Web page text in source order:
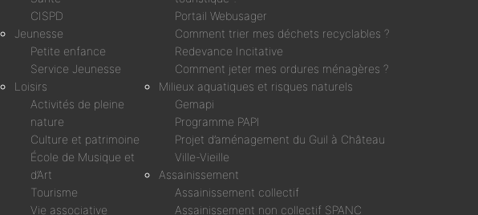
CISPD
Jeunesse
Petite enfance
Service Jeunesse
Loisirs
Activités de pleine
nature
Culture et patrimoine
École de Musique et
d’Art
Tourisme
Vie associative
Portail Webusager
Comment trier mes déchets recyclables ?
Redevance Incitative
Comment jeter mes ordures ménagères ?
Milieux aquatiques et risques naturels
Gemapi
Programme PAPI
Projet d’aménagement du Guil à Château
Ville-Vieille
Assainissement
Assainissement collectif
Assainissement non collectif SPANC